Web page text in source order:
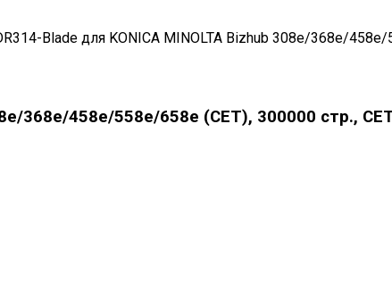
Blade для KONICA MINOLTA Bizhub 308e/368e/458e/
368e/458e/558e/658e (CET), 300000 стр.,